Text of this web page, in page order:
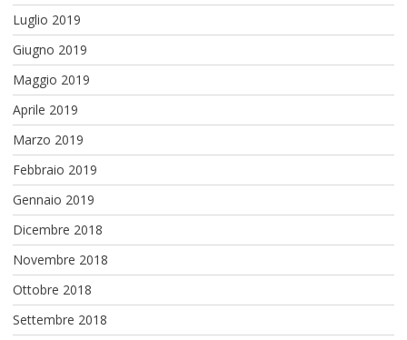
Luglio 2019
Giugno 2019
Maggio 2019
Aprile 2019
Marzo 2019
Febbraio 2019
Gennaio 2019
Dicembre 2018
Novembre 2018
Ottobre 2018
Settembre 2018